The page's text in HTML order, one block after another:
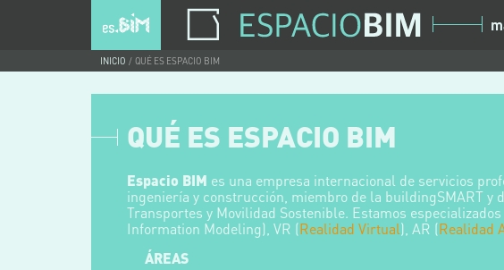
INICIO QUÉ ES ESPACIO BIM
QUÉ ES ESPACIO BIM
Espacio BIM es una empresa internacional de servicios
ingeniería y construcción, miembro de la buildingSMART y
Transportes y Movilidad Sostenible. Estamos
Information Modeling), VR (Realidad Virtual), AR (Realidad
ÁREAS